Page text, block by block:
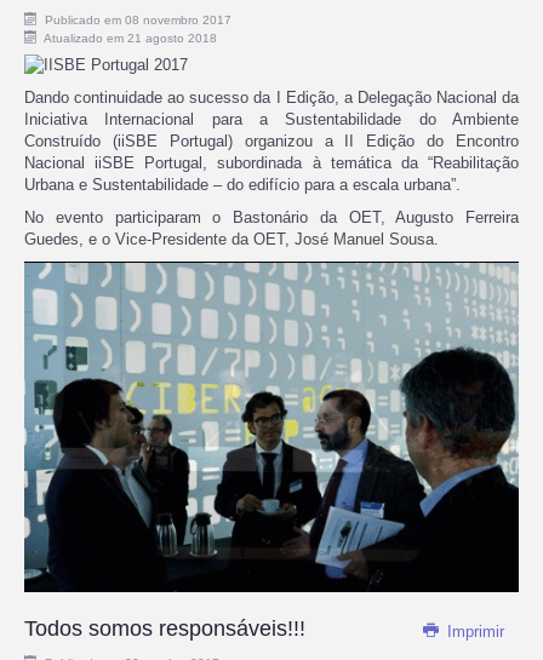
Publicado em 08 novembro 2017
Atualizado em 21 agosto 2018
Dando continuidade ao sucesso da I Edição, a Delegação Nacional da
Iniciativa Internacional para a Sustentabilidade do Ambiente
Construído (iiSBE Portugal) organizou a II Edição do Encontro
Nacional iiSBE Portugal, subordinada à temática da “Reabilitação
Urbana e Sustentabilidade – do edifício para a escala urbana”.
No evento participaram o Bastonário da OET, Augusto Ferreira
Guedes, e o Vice-Presidente da OET, José Manuel Sousa.
Imprimir
Todos somos responsáveis!!!